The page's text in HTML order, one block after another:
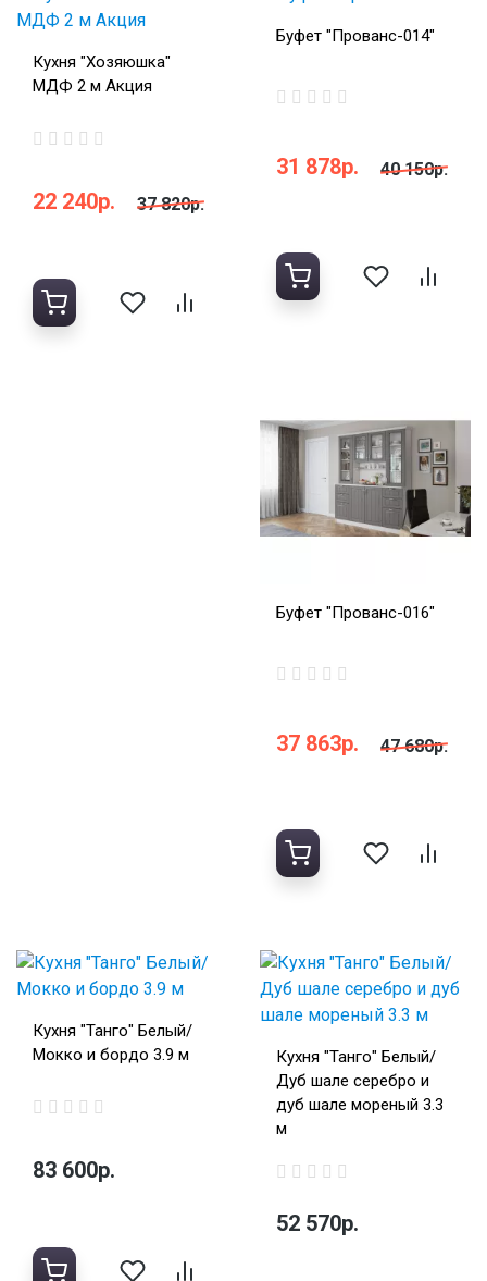
Кухня "Хозяюшка"
МДФ 2 м Акция
22 240р. 37 820р.
Буфет "Прованс-014"
31 878р. 40 150р.
Буфет "Прованс-016"
37 863р. 47 680р.
Кухня "Танго" Белый/
Мокко и бордо 3.9 м
83 600р.
Кухня "Танго" Белый/
Дуб шале серебро и
дуб шале мореный 3.3
м
52 570р.